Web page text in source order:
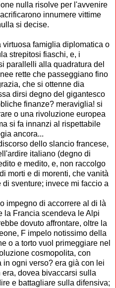
nulla risolve per l'avvenire
innumere vittime
si decise.
virtuosa famiglia diplomatica o
strepitosi fiaschi, e, i
parallelli alla quadratura del
rette che passeggiano fino
che si ottenne dia
dirsi degno del gigantesco
finanze? meraviglia! si
o una rivoluzione europea
si fa innanzi al rispettabile
ancora...
dello slancio francese,
italiano (degno di
e medito, e, non raccolgo
morti e di morenti, che vanità
sventure; invece mi faccio a
impegno di accorrere al di là
la Francia scendeva le Alpi
dovuto affrontare, oltre la
F impelo notissimo della
o a torto vuol primeggiare nel
cosmopolita, con
ogni verso? era già con lei
era, dovea bivaccarsi sulla
e battagliare sulla difensiva;